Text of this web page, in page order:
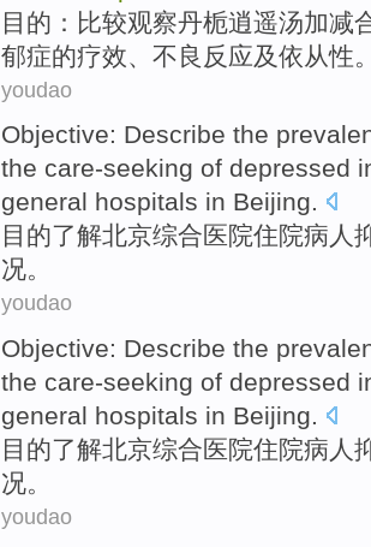
目的 ：比较观察丹栀逍遥汤加减
郁症的疗效 不良 反应及依从性
youdao
Objective: Describe the
the care-seeking of depressed
general hospitals in Beijing.
目的了解北京综合医院住院病人
况。
youdao
Objective: Describe the
the care-seeking of depressed
general hospitals in Beijing.
目的了解北京综合医院住院病人
况。
youdao